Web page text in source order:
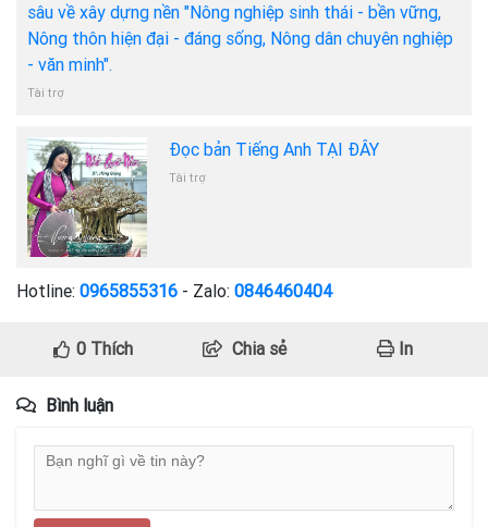
sâu về xây dựng nền "Nông nghiệp sinh thái - bền vững,
Nông thôn hiện đại - đáng sống, Nông dân chuyên nghiệp
- văn minh".
Tài trợ
Đọc bản Tiếng Anh TẠI ĐÂY
Tài trợ
Hotline: 0965855316 - Zalo: 0846460404
0Thích Chia sẻ In
Bình luận